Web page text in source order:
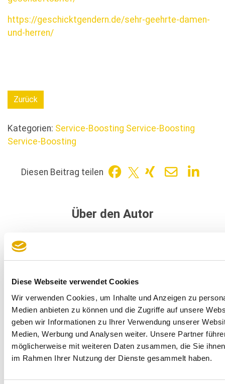
Diese Webseite verwendet Cookies
Wir verwenden Cookies, um Inhalte und Anzeigen zu
Medien anbieten zu können und die Zugriffe auf unsere
geben wir Informationen zu Ihrer Verwendung unserer
Medien, Werbung und Analysen weiter. Unsere Partner
möglicherweise mit weiteren Daten zusammen, die Sie
im Rahmen Ihrer Nutzung der Dienste gesammelt haben.
https://geschicktgendern.de/sehr-geehrte-damen-
und-herren/
Zurück
Kategorien: Service-Boosting Service-Boosting
Service-Boosting
Diesen Beitrag teilen
Über den Autor